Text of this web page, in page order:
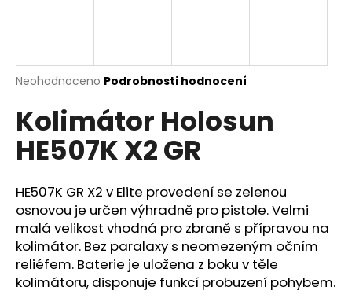
Průměrné
produktu
je
0,0
hvězdiček.
Neohodnoceno Podrobnosti hodnocení
Kolimátor Holosun
HE507K X2 GR
HE507K GR X2 v Elite provedení se zelenou
osnovou je určen výhradně pro pistole. Velmi
malá velikost vhodná pro zbraně s přípravou na
kolimátor. Bez paralaxy s neomezeným očním
reliéfem. Baterie je uložena z boku v těle
kolimátoru, disponuje funkcí probuzení pohybem.
í
t
D
o
p